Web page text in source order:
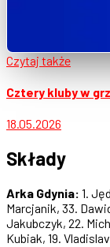
Czytaj także
Cztery kluby w
18.05.2026
Składy
Arka Gdynia: 1.
Marcjanik, 33.
Jakubczyk, 22.
Kubiak, 19.